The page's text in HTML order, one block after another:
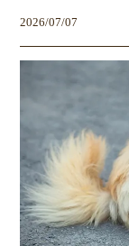
2026/07/07